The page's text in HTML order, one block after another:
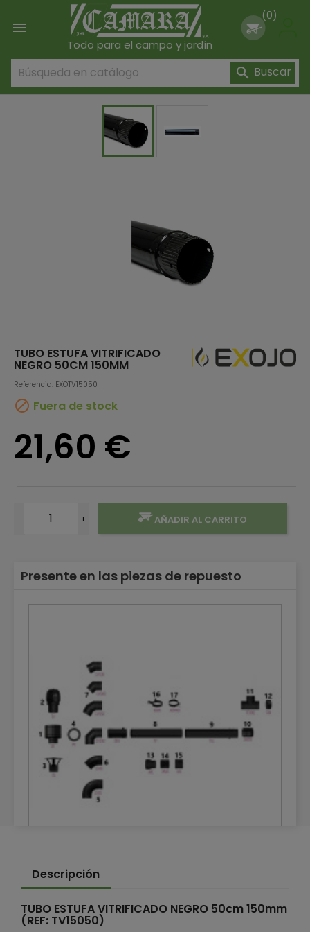

Todo para el campo y jardín
(0)
 Buscar
TUBO ESTUFA VITRIFICADO
NEGRO 50CM 150MM
Referencia: EXOTV15050
 Fuera de stock
21,60 €
- + AÑADIR AL CARRITO
Presente en las piezas de repuesto
TUBOS DE CALEFACCIÓN VITRIFICADOS
TUBOS DE CALEFACCIÓN VITRIFICADOS
Descripción
TUBO ESTUFA VITRIFICADO NEGRO 50cm 150mm
(REF: TV15050)